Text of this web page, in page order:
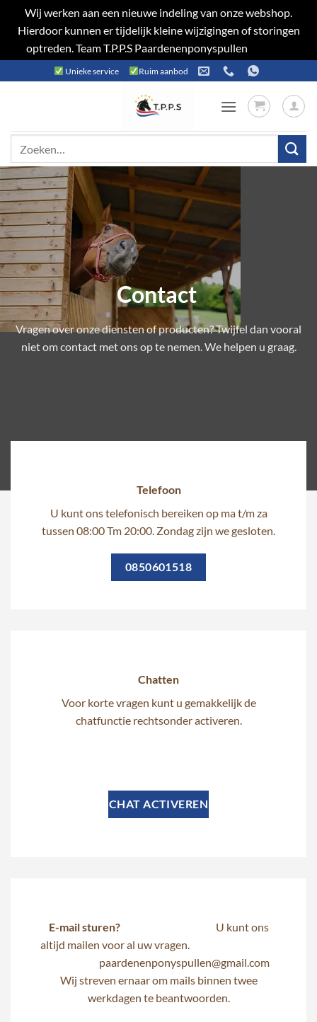
Wij werken aan een nieuwe indeling van onze webshop.
Hierdoor kunnen er tijdelijk kleine wijzigingen of storingen
optreden. Team T.P.P.S Paardenenponyspullen
naar
Unieke service Ruim aanbod
Contact
Vragen over onze diensten of producten? Twijfel dan vooral
niet om contact met ons op te nemen. We helpen u graag.
Telefoon
U kunt ons telefonisch bereiken op ma t/m za
tussen 08:00 Tm 20:00. Zondag zijn we gesloten.
0850601518
Chatten
Voor korte vragen kunt u gemakkelijk de
chatfunctie rechtsonder activeren.
CHAT ACTIVEREN
E-mail sturen? U kunt ons
altijd mailen voor al uw vragen.
paardenenponyspullen@gmail.com
Wij streven ernaar om mails binnen twee
werkdagen te beantwoorden.